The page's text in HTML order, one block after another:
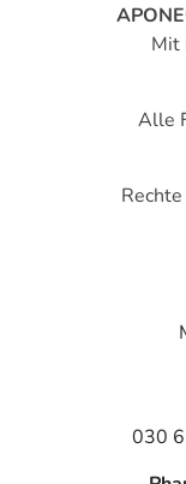
Mit
Alle
030